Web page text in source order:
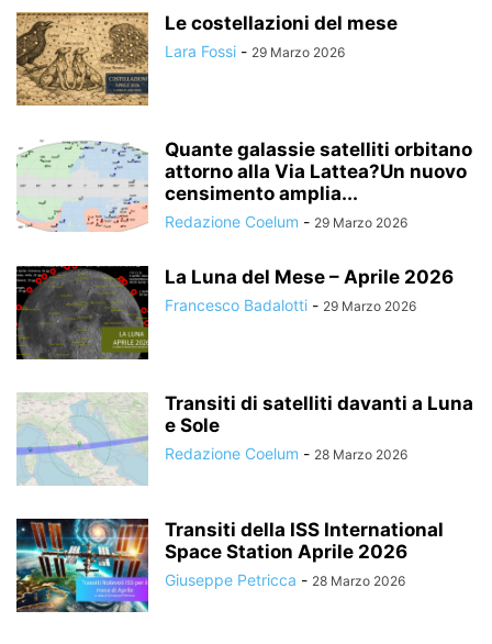
Le costellazioni del mese
Lara Fossi - 29 Marzo 2026
Quante galassie satelliti orbitano
attorno alla Via Lattea?Un nuovo
censimento amplia...
Redazione Coelum - 29 Marzo 2026
La Luna del Mese – Aprile 2026
Francesco Badalotti - 29 Marzo 2026
Transiti di satelliti davanti a Luna
e Sole
Redazione Coelum - 28 Marzo 2026
Transiti della ISS International
Space Station Aprile 2026
Giuseppe Petricca - 28 Marzo 2026